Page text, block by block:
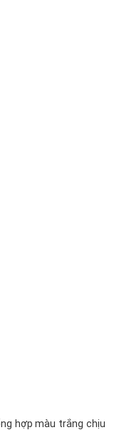
hợp màu trắng chịu